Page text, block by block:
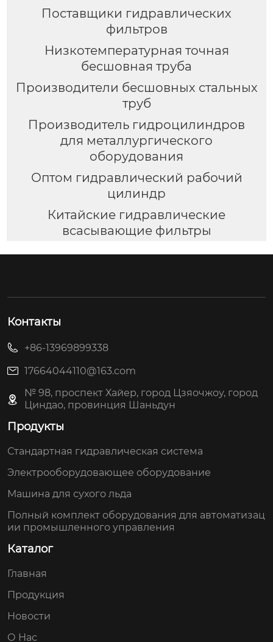
Поставщики гидравлических
фильтров
Низкотемпературная точная
бесшовная труба
Производители бесшовных стальных
труб
Производитель гидроцилиндров
для металлургического
оборудования
Оптом гидравлический рабочий
цилиндр
Китайские гидравлические
всасывающие фильтры
Контакты
+86-13969899338
17664044110@163.com
№ 98, проспект Хайер, город Цзяочжоу, город
Циндао, провинция Шаньдун
Продукты
Стандартная гидравлическая система
Электрооборудовающее оборудование
Машина для сухого льда
Полный комплект оборудования для автоматизац
ии промышленного управления
Каталог
Главная
Продукция
Новости
О Нас